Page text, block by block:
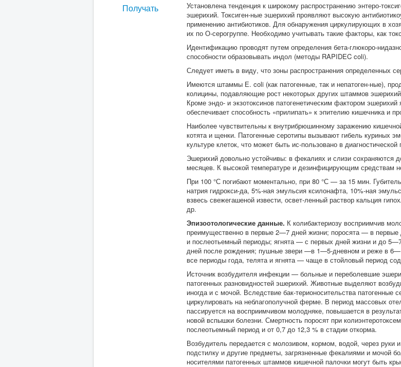
Получать
Установлена тенденция к широкому распространению энтеро-
эшерихий. Токсиген-ные эшерихий проявляют высокую
применению антибиотиков. Для обнаружения циркулирующих в
их по О-серогруппе. Необходимо учитывать такие факторы, как
Идентификацию проводят путем определения бета-глюкоро-
способности образовывать индол (методы RAPIDEC coli).
Следует иметь в виду, что зоны распространения определенных
Имеются штаммы Е. coli (как патогенные, так и непатоген-ные),
колицины, подавляющие рост некоторых других штаммов
Кроме эндо- и экзотоксинов патогенетическим фактором эшерихий
обеспечивает способность «прилипать» к эпителию кишечника и
Наиболее чувствительны к внутрибрюшинному заражению
котята и щенки. Патогенные серотипы вызывают гибель куриных
культуре клеток, что может быть ис-пользовано в диагностической
Эшерихий довольно устойчивы: в фекалиях и слизи сохраняются
месяцев. К высокой температуре и дезинфицирующим средствам
При 100 °С погибают моментально, при 80 °С — за 15 мин.
натрия гидрокси-да, 5%-ная эмульсия ксилонафта, 10%-ная
взвесь свежегашеной извести, освет-ленный раствор кальция
др.
Эпизоотологические данные. К колибактериозу восприимчив
преимущественно в первые 2—7 дней жизни; поросята — в
и послеотьемный периоды; ягнята — с первых дней жизни и до
дней после рождения; пушные звери —в 1—5-дневном и реже в
все периоды года, телята и ягнята — чаще в стойловый период
Источник возбудителя инфекции — больные и переболевшие
патогенных разновидностей эшерихий. Животные выделяют
иногда и с мочой. Вследствие бак-терионосительства патогенные
циркулировать на неблагополучной ферме. В период массовых
пассируется на восприимчивом молодняке, повышается в
новой вспышки болезни. Смертность поросят при
послеотьемный период и от 0,7 до 12,3 % в стадии откорма.
Возбудитель передается с молозивом, кормом, водой, через
подстилку и другие предметы, загрязненные фекалиями и мочой
носителями патогенных штаммов кишечной палочки могут быть